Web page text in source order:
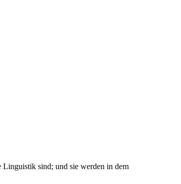
Linguistik sind; und sie werden in dem